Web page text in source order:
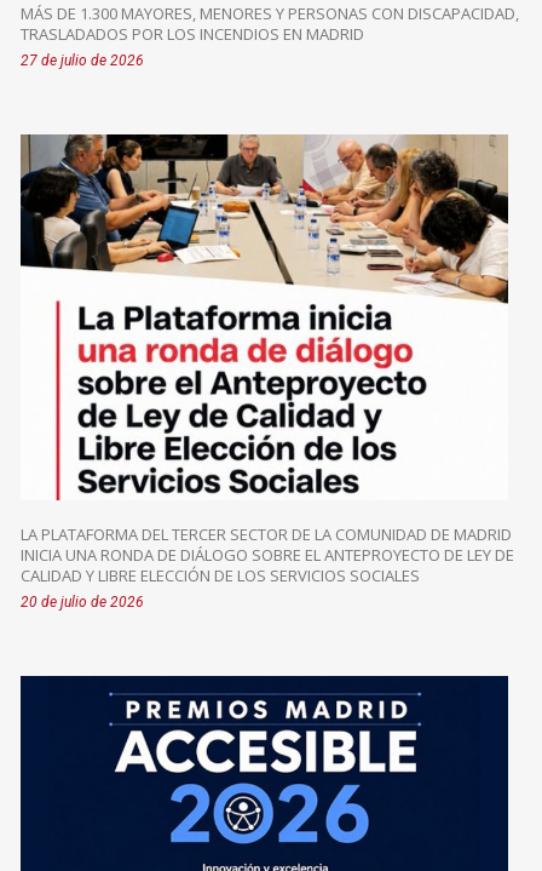
MÁS DE 1.300 MAYORES, MENORES Y PERSONAS CON DISCAPACIDAD,
TRASLADADOS POR LOS INCENDIOS EN MADRID
27 de julio de 2026
LA PLATAFORMA DEL TERCER SECTOR DE LA COMUNIDAD DE MADRID
INICIA UNA RONDA DE DIÁLOGO SOBRE EL ANTEPROYECTO DE LEY DE
CALIDAD Y LIBRE ELECCIÓN DE LOS SERVICIOS SOCIALES
20 de julio de 2026